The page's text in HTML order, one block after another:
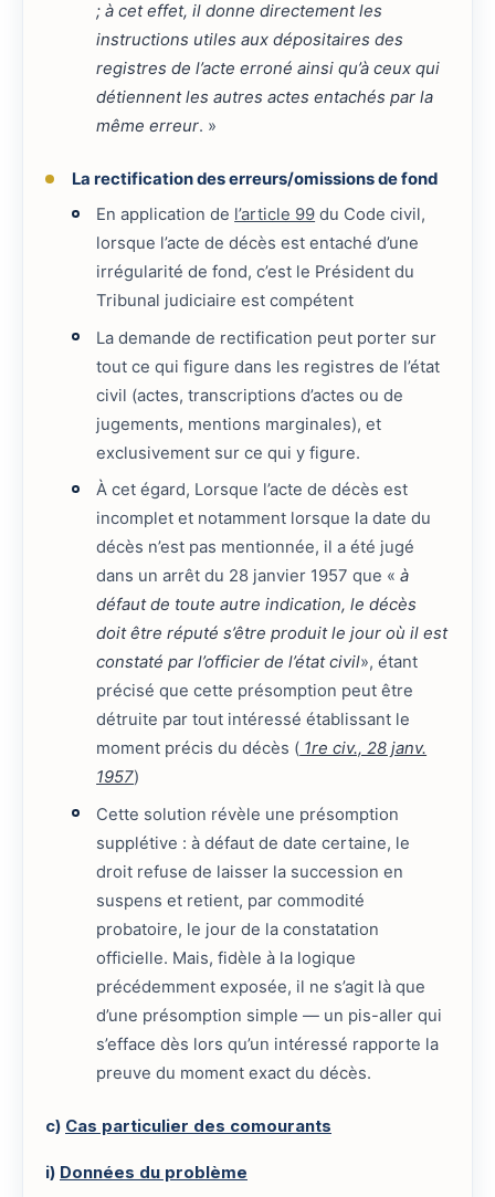
; à cet effet, il donne directement les
instructions utiles aux dépositaires des
registres de l’acte erroné ainsi qu’à ceux qui
détiennent les autres actes entachés par la
même erreur. »
La rectification des erreurs/omissions de fond
En application de l’article 99 du Code civil,
lorsque l’acte de décès est entaché d’une
irrégularité de fond, c’est le Président du
Tribunal judiciaire est compétent
La demande de rectification peut porter sur
tout ce qui figure dans les registres de l’état
civil (actes, transcriptions d’actes ou de
jugements, mentions marginales), et
exclusivement sur ce qui y figure.
À cet égard, Lorsque l’acte de décès est
incomplet et notamment lorsque la date du
décès n’est pas mentionnée, il a été jugé
dans un arrêt du 28 janvier 1957 que «à
défaut de toute autre indication, le décès
doit être réputé s’être produit le jour où il est
constaté par l’officier de l’état civil», étant
précisé que cette présomption peut être
détruite par tout intéressé établissant le
moment précis du décès ( 1re civ., 28 janv.
1957)
Cette solution révèle une présomption
supplétive : à défaut de date certaine, le
droit refuse de laisser la succession en
suspens et retient, par commodité
probatoire, le jour de la constatation
officielle. Mais, fidèle à la logique
précédemment exposée, il ne s’agit là que
d’une présomption simple — un pis-aller qui
s’efface dès lors qu’un intéressé rapporte la
preuve du moment exact du décès.
c) Cas particulier des comourants
i) Données du problème